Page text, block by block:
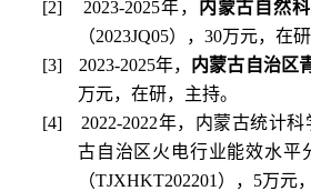
[2]
2023-2025年， 内蒙古自然
（2023JQ05）， 30万元，在研
[3]
2023-2025年， 内蒙古自治区
万元，在研，主持。
[4]
2022-2022年，内蒙古统计科
古自治区火电行业能效水平
（TJXHKT202201 ）， 5万元